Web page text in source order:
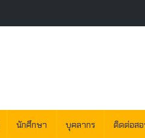
นักศึกษา บุคลากร ติดต่อส